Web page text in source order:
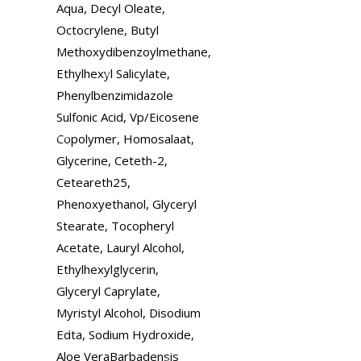
Aqua, Decyl Oleate,
Octocrylene, Butyl
Methoxydibenzoylmethane,
Ethylhexyl Salicylate,
Phenylbenzimidazole
Sulfonic Acid, Vp/Eicosene
Copolymer, Homosalaat,
Glycerine, Ceteth-2,
Ceteareth25,
Phenoxyethanol, Glyceryl
Stearate, Tocopheryl
Acetate, Lauryl Alcohol,
Ethylhexylglycerin,
Glyceryl Caprylate,
Myristyl Alcohol, Disodium
Edta, Sodium Hydroxide,
Aloe VeraBarbadensis